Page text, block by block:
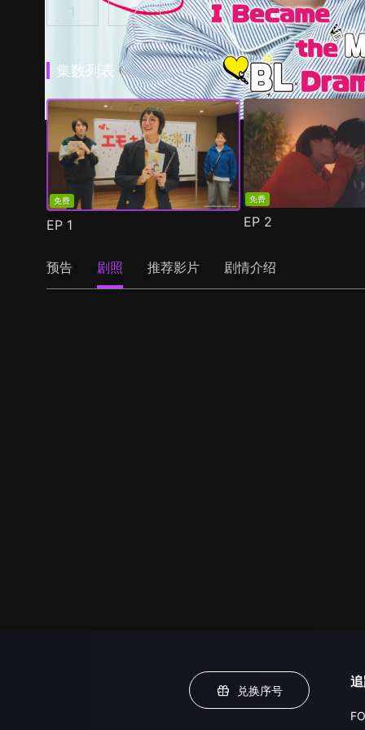
我成为BL剧的主角了 第1集()
1 我成为BL剧的主角了 第2季 第1集()
2
集数列表
免费
EP 1
免费
EP 2
预告 剧照 推荐影片 剧情介绍
兑换序号